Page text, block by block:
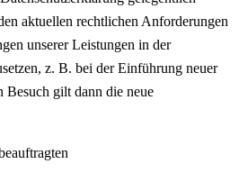
aktuellen rechtlichen Anforderungen
unserer Leistungen in der
z. B. bei der Einführung neuer
Besuch gilt dann die neue